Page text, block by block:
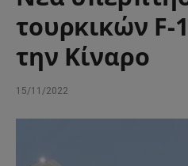
τουρκικών
την Κίναρο
15/11/2022